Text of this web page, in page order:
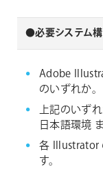
●必要システム
Adobe
のいずれか。
上記のいず
日本語環境
各 Illustrator
す。